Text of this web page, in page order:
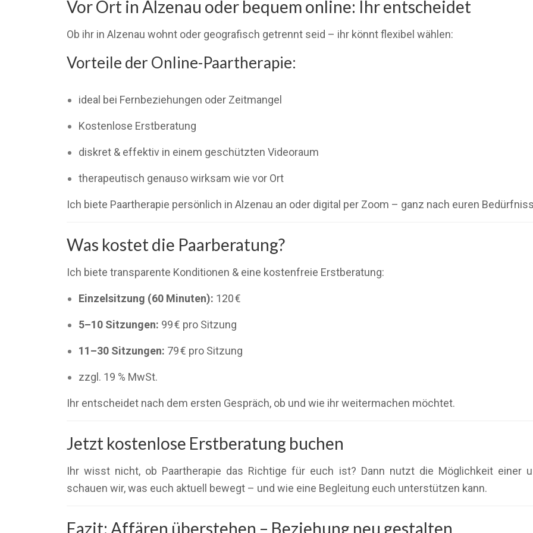
Vor Ort in Alzenau oder bequem online: Ihr entscheidet
Ob ihr in Alzenau wohnt oder geografisch getrennt seid – ihr könnt flexibel wählen:
Vorteile der Online-Paartherapie:
ideal bei Fernbeziehungen oder Zeitmangel
Kostenlose Erstberatung
diskret & effektiv in einem geschützten Videoraum
therapeutisch genauso wirksam wie vor Ort
Ich biete Paartherapie persönlich in Alzenau an oder digital per Zoom – ganz nach euren
Was kostet die Paarberatung?
Ich biete transparente Konditionen & eine kostenfreie Erstberatung:
Einzelsitzung (60 Minuten): 120 €
5–10 Sitzungen: 99 € pro Sitzung
11–30 Sitzungen: 79 € pro Sitzung
zzgl. 19 % MwSt.
Ihr entscheidet nach dem ersten Gespräch, ob und wie ihr weitermachen möchtet.
Jetzt kostenlose Erstberatung buchen
Ihr wisst nicht, ob Paartherapie das Richtige für euch ist? Dann nutzt die Möglichkeit einer
schauen wir, was euch aktuell bewegt – und wie eine Begleitung euch unterstützen kann.
Fazit: Affären überstehen – Beziehung neu gestalten